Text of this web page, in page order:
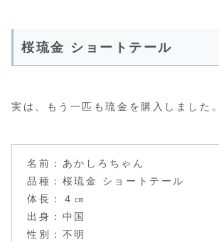
桜琉金 ショートテール
実は、もう一匹も琉金を購入しました。
名前：あかしろちゃん
品種：桜琉金 ショートテール
体長：４㎝
出身：中国
性別：不明